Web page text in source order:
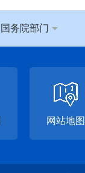
国务院部门
网站地图